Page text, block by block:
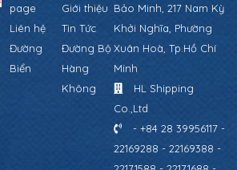
page
Giới thiệu
Liên hệ
Tin Tức
Đường
Biển
Đường Bộ
Hàng
Không
Bảo Minh, 217 Nam Kỳ
Khởi Nghĩa, Phường
Xuân Hoà, Tp.Hồ Chí
Minh
HL Shipping
Co.,Ltd
- +84 28 39956117 -
22169288 - 22169388 -